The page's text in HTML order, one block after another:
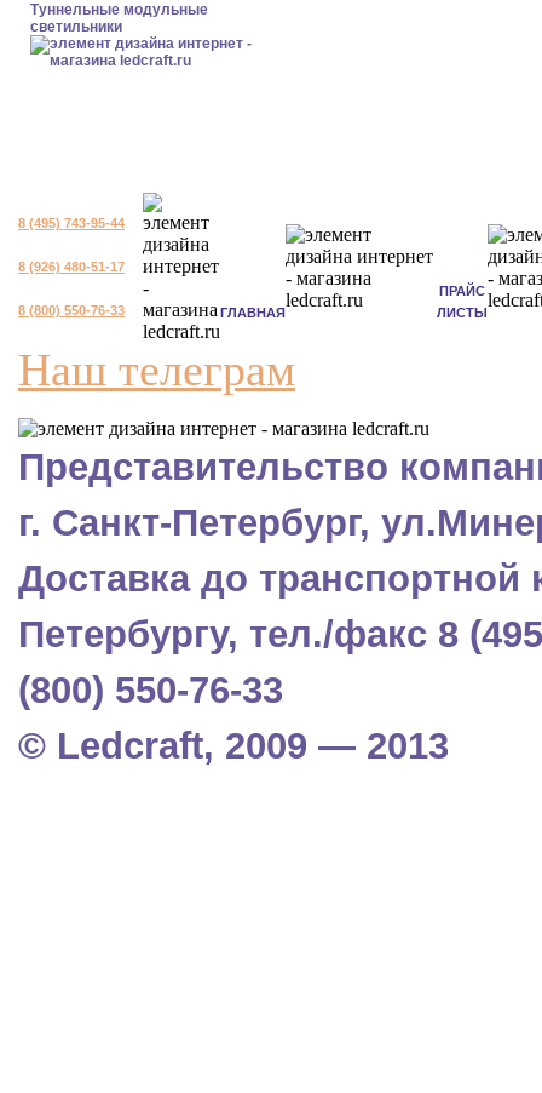
Туннельные модульные
светильники
8 (495) 743-95-44
8 (926) 480-51-17
8 (800) 550-76-33 ГЛАВНАЯ
ПРАЙС
ЛИСТЫ
Наш телеграм
Представительство
г. Санкт-Петербург,
Доставка до
Петербургу, тел./факс 8
(800) 550-76-33
© Ledcraft, 2009 — 2013